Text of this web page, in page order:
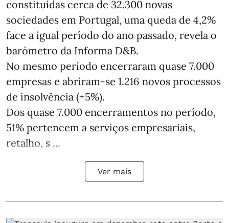
constituídas cerca de 32.300 novas
sociedades em Portugal, uma queda de 4,2%
face a igual período do ano passado, revela o
barómetro da Informa D&B.
No mesmo período encerraram quase 7.000
empresas e abriram‑se 1.216 novos processos
de insolvência (+5%).
Dos quase 7.000 encerramentos no período,
51% pertencem a serviços empresariais,
retalho, s ...
Ver mais